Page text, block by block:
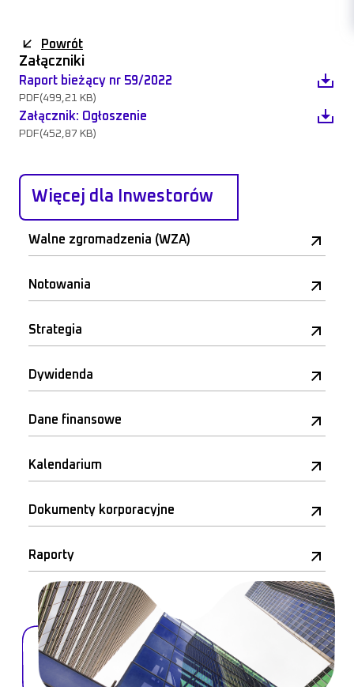
Powrót
Załączniki
Raport bieżący nr 59/2022
PDF(499,21 KB)
Załącznik: Ogłoszenie
PDF(452,87 KB)
Więcej dla Inwestorów
Walne zgromadzenia (WZA)
Notowania
Strategia
Dywidenda
Dane finansowe
Kalendarium
Dokumenty korporacyjne
Raporty